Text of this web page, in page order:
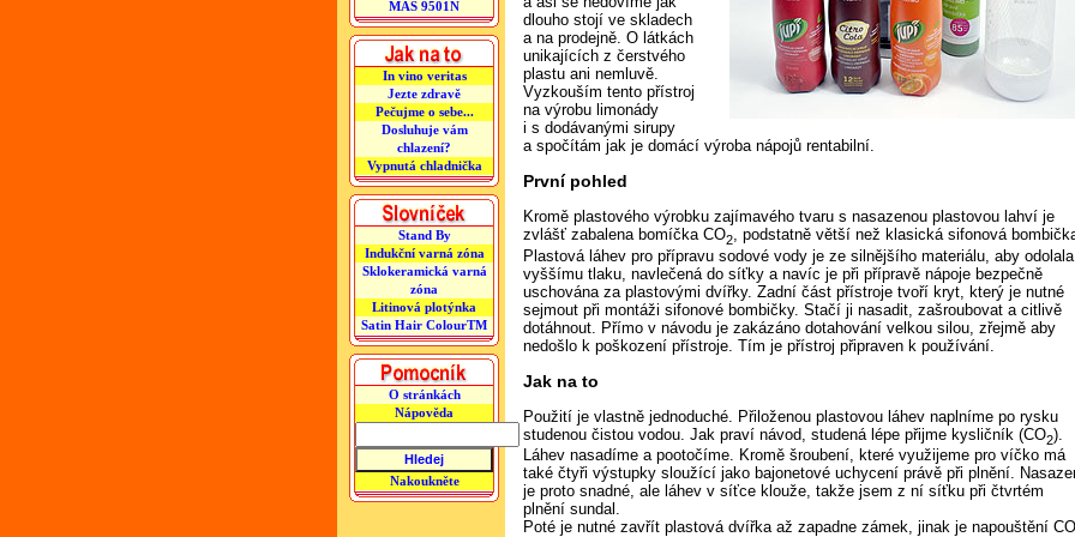
MAS 9501N
In vino veritas
Jezte zdravě
Pečujme o sebe...
Dosluhuje vám
chlazení?
Vypnutá chladnička
Stand By
Indukční varná zóna
Sklokeramická varná
zóna
Litinová plotýnka
Satin Hair ColourTM
O stránkách
Nápověda
Nakoukněte
dlouho stojí ve skladech
a na prodejně. O látkách
unikajících z čerstvého
plastu ani nemluvě.
Vyzkouším tento přístroj
na výrobu limonády
i s dodávanými sirupy
a spočítám jak je domácí výroba nápojů rentabilní.
První pohled
Kromě plastového výrobku zajímavého tvaru s nasazenou plastovou lahví je
zvlášť zabalena bomíčka CO2
, podstatně větší než klasická sifonová
Plastová láhev pro přípravu sodové vody je ze silnějšího materiálu, aby odolala
vyššímu tlaku, navlečená do síťky a navíc je při přípravě nápoje bezpečně
uschována za plastovými dvířky. Zadní část přístroje tvoří kryt, který je nutné
sejmout při montáži sifonové bombičky. Stačí ji nasadit, zašroubovat a citlivě
dotáhnout. Přímo v návodu je zakázáno dotahování velkou silou, zřejmě aby
nedošlo k poškození přístroje. Tím je přístroj připraven k používání.
Jak na to
Použití je vlastně jednoduché. Přiloženou plastovou láhev naplníme po rysku
studenou čistou vodou. Jak praví návod, studená lépe přijme kysličník (CO2).
Láhev nasadíme a pootočíme. Kromě šroubení, které využijeme pro víčko má
také čtyři výstupky sloužící jako bajonetové uchycení právě při plnění.
je proto snadné, ale láhev v síťce klouže, takže jsem z ní síťku při čtvrtém
plnění sundal.
Poté je nutné zavřít plastová dvířka až zapadne zámek, jinak je napouštění